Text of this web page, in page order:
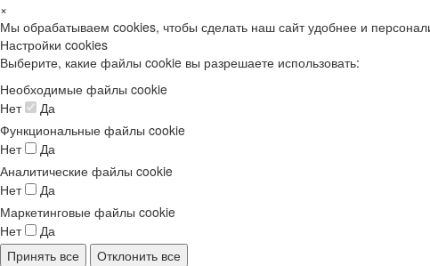
×
Мы обрабатываем cookies, чтобы сделать наш сайт удобнее и
Настройки cookies
Выберите, какие файлы cookie вы разрешаете использовать:
Необходимые файлы cookie
Нет
Да
Функциональные файлы cookie
Нет
Да
Аналитические файлы cookie
Нет
Да
Маркетинговые файлы cookie
Нет
Да
Принять все
Отклонить все